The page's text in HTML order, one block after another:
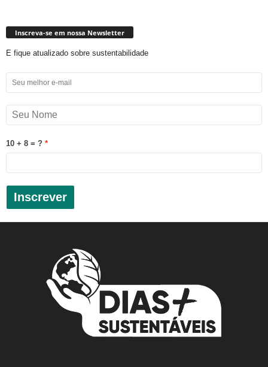
Inscreva-se em nossa Newsletter
E fique atualizado sobre sustentabilidade
10 + 8 = ?
Inscrever